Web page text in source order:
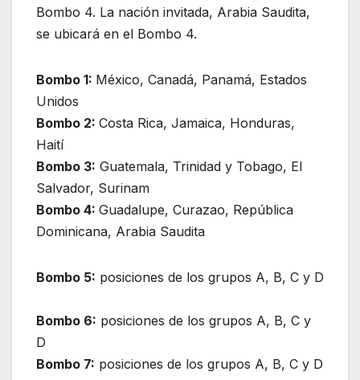
Bombo 4. La nación invitada, Arabia Saudita,
se ubicará en el Bombo 4.
Bombo 1: México, Canadá, Panamá, Estados
Unidos
Bombo 2: Costa Rica, Jamaica, Honduras,
Haití
Bombo 3: Guatemala, Trinidad y Tobago, El
Salvador, Surinam
Bombo 4: Guadalupe, Curazao, República
Dominicana, Arabia Saudita
Bombo 5: posiciones de los grupos A, B, C y D
Bombo 6: posiciones de los grupos A, B, C y
D
Bombo 7: posiciones de los grupos A, B, C y D